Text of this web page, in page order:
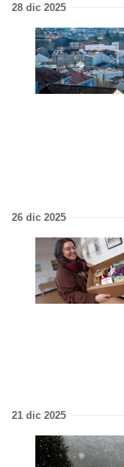
28 dic 2025
26 dic 2025
21 dic 2025